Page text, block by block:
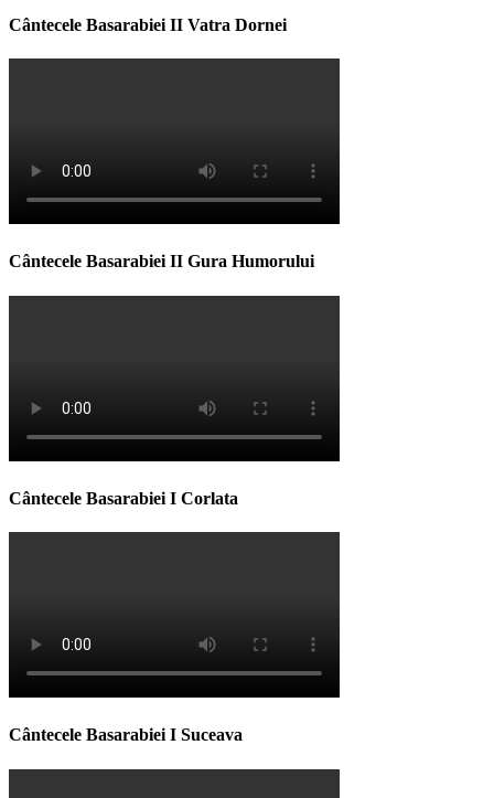
Cântecele Basarabiei II Vatra Dornei
Cântecele Basarabiei II Gura Humorului
Cântecele Basarabiei I Corlata
Cântecele Basarabiei I Suceava